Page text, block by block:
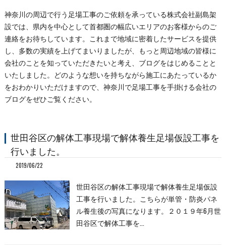
神奈川の周辺で行う足場工事のご依頼を承っている株式会社副島架
設では、県内を中心として首都圏の幅広いエリアのお客様からのご
連絡をお待ちしています。これまで地域に密着したサービスを提供
し、多数の実績を上げてまいりましたが、もっと周辺地域の皆様に
会社のことを知っていただきたいと考え、ブログをはじめることと
いたしました。どのような想いを持ちながら施工にあたっているか
をおわかりいただけますので、神奈川で足場工事を手掛ける会社の
ブログをぜひご覧ください。
世田谷区の解体工事現場で解体養生足場仮設工事を
行いました。
2019/06/22
世田谷区の解体工事現場で解体養生足場仮設
工事を行いました。こちらが単管・防炎パネ
ル養生後の写真になります。２０１９年6月世
田谷区で解体工事を…